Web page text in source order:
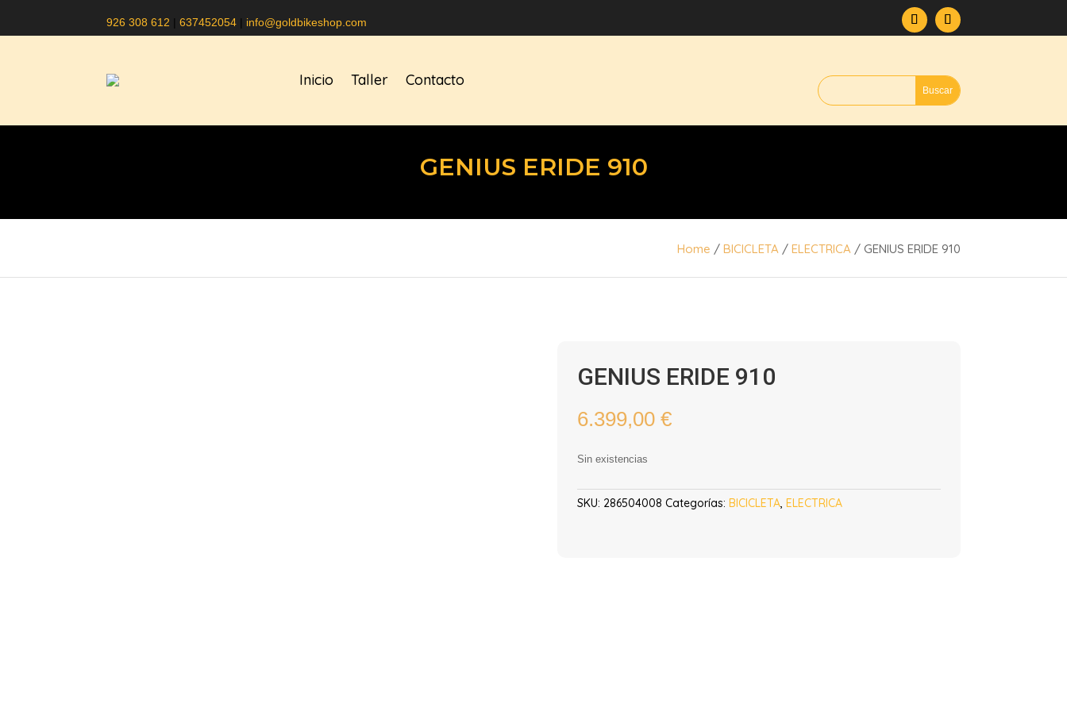
926 308 612 |637452054 | info@goldbikeshop.com
Inicio Taller Contacto
GENIUS ERIDE 910
Home / BICICLETA / ELECTRICA / GENIUS ERIDE 910
GENIUS ERIDE 910
6.399,00 €
Sin existencias
SKU: 286504008 Categorías: BICICLETA, ELECTRICA